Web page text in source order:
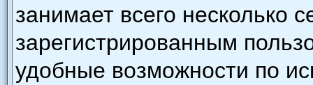
занимает всего несколько
зарегистрированным
удобные возможности по